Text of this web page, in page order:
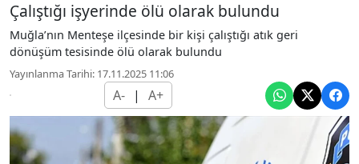
Çalıştığı işyerinde ölü olarak bulundu
Muğla’nın Menteşe ilçesinde bir kişi çalıştığı atık geri
dönüşüm tesisinde ölü olarak bulundu
Yayınlanma Tarihi: 17.11.2025 11:06
A- | A+